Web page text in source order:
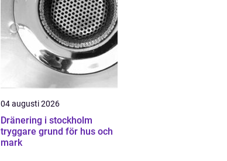
04 augusti 2026
Dränering i stockholm
tryggare grund för hus och
mark